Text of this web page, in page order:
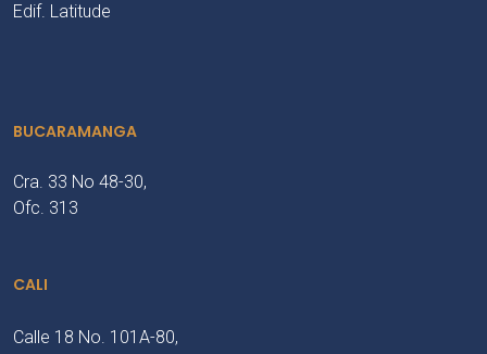
Edif. Latitude
BUCARAMANGA
Cra. 33 No 48-30,
Ofc. 313
CALI
Calle 18 No. 101A-80,